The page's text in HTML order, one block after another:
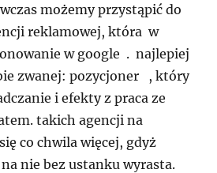
możemy przystąpić do
reklamowej, która w
w google . najlepiej
zwanej: pozycjoner , który
i efekty z praca ze
takich agencji na
co chwila więcej, gdyż
nie bez ustanku wyrasta.